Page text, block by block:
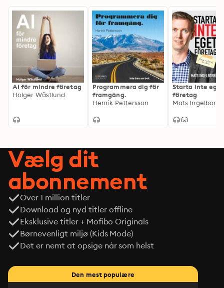
AI för mindre företag
Holger Wästlund
Programmera dig för
framgång.
Henrik Pettersson
Starta inte eget
företag
Mats Ingelborn
Vælg dit
abonnement
Over 1 million titler
Download og nyd titler offline
Eksklusive titler + Mofibo Originals
Børnevenligt miljø (Kids Mode)
Det er nemt at opsige når som helst
Den mest populære